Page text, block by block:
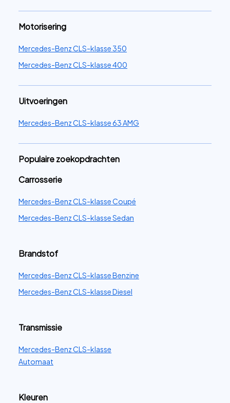
Motorisering
Mercedes-Benz CLS-klasse 350
Mercedes-Benz CLS-klasse 400
Uitvoeringen
Mercedes-Benz CLS-klasse 63 AMG
Populaire zoekopdrachten
Carrosserie
Mercedes-Benz CLS-klasse Coupé
Mercedes-Benz CLS-klasse Sedan
Brandstof
Mercedes-Benz CLS-klasse Benzine
Mercedes-Benz CLS-klasse Diesel
Transmissie
Mercedes-Benz CLS-klasse
Automaat
Kleuren